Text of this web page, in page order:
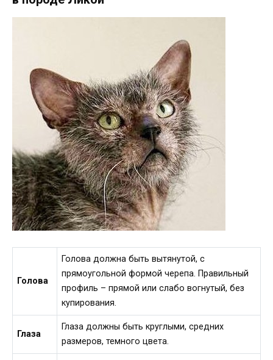
Голова
Голова должна быть вытянутой, с
прямоугольной формой черепа. Правильный
профиль – прямой или слабо вогнутый, без
купирования.
Глаза
Глаза должны быть круглыми, средних
размеров, темного цвета.